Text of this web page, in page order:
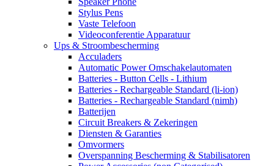
Stylus Pens
Vaste Telefoon
Videoconferentie Apparatuur
Ups & Stroombescherming
Acculaders
Automatic Power Omschakelautomaten
Batteries - Button Cells - Lithium
Batteries - Rechargeable Standard (li-ion)
Batteries - Rechargeable Standard (nimh)
Batterijen
Circuit Breakers & Zekeringen
Diensten & Garanties
Omvormers
Overspanning Bescherming & Stabilisatoren